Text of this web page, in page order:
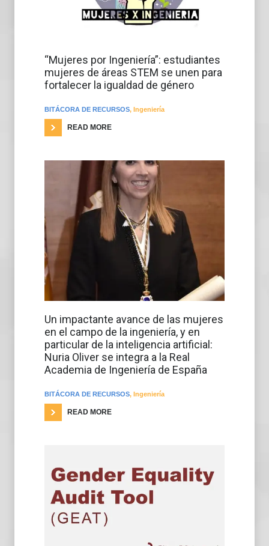
“Mujeres por Ingeniería”: estudiantes
mujeres de áreas STEM se unen para
fortalecer la igualdad de género
BITÁCORA DE RECURSOS, Ingeniería
READ MORE
Un impactante avance de las mujeres
en el campo de la ingeniería, y en
particular de la inteligencia artificial:
Nuria Oliver se integra a la Real
Academia de Ingeniería de España
BITÁCORA DE RECURSOS, Ingeniería
READ MORE